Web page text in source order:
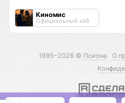
Киномис
Официальный хаб
1995–2026 © Псиона О